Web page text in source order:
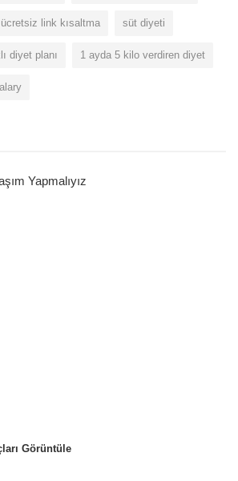
ücretsiz link kısaltma süt diyeti
diyet planı 1 ayda 5 kilo verdiren diyet
Yapmalıyız
Görüntüle